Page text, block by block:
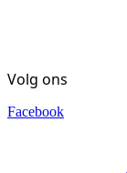
Volg ons
Facebook